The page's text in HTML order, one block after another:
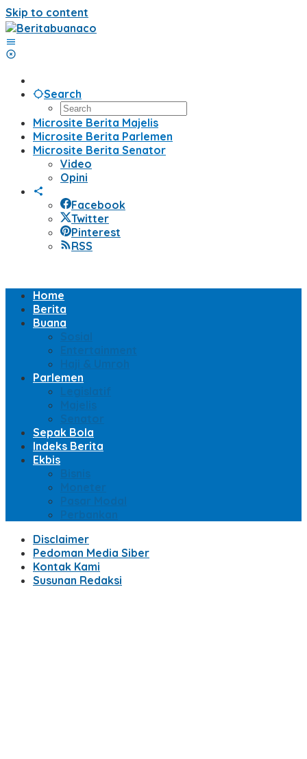
Skip to content
Search
Microsite Berita Majelis
Microsite Berita Parlemen
Microsite Berita Senator
Video
Opini
Facebook
Twitter
Pinterest
RSS
Home
Berita
Buana
Sosial
Entertainment
Haji & Umroh
Parlemen
Legislatif
Majelis
Senator
Sepak Bola
Indeks Berita
Ekbis
Bisnis
Moneter
Pasar Modal
Perbankan
Disclaimer
Pedoman Media Siber
Kontak Kami
Susunan Redaksi